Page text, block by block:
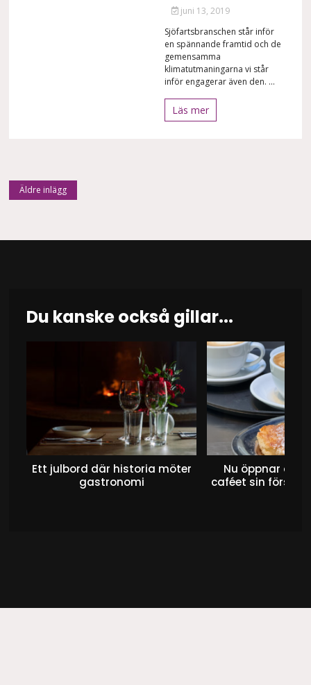
juni 13, 2019
Sjöfartsbranschen står inför
en spännande framtid och de
gemensamma
klimatutmaningarna vi står
inför engagerar även den. ...
Läs mer
Inläggsnavigering
Äldre inlägg
Du kanske också gillar...
Ett julbord där historia möter
gastronomi
Nu öppnar det
caféet sin första